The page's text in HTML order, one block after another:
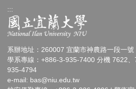
:::
系辦地址：260007 宜蘭市神農路一段一號
學系專線：+886-3-935-7400 分機 7622
935-4794
e-mail: bas@niu.edu.tw